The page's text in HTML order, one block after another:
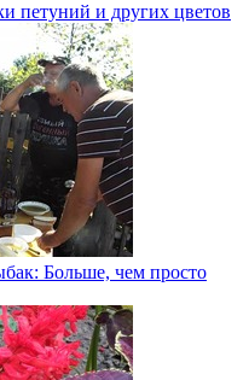
петуний и других цветов
Больше, чем просто